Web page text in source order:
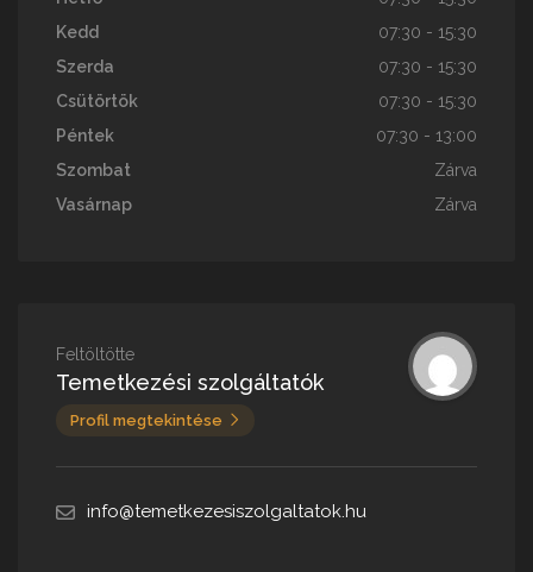
Kedd
07:30 - 15:30
Szerda
07:30 - 15:30
Csütörtök
07:30 - 15:30
Péntek
07:30 - 13:00
Szombat
Zárva
Vasárnap
Zárva
Feltöltötte
Temetkezési szolgáltatók
Profil megtekintése
info@temetkezesiszolgaltatok.hu